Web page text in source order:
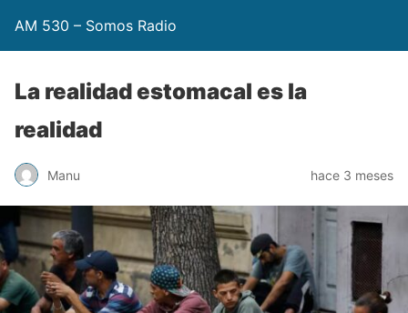
AM 530 – Somos Radio
La realidad estomacal es la
realidad
Manu hace 3 meses